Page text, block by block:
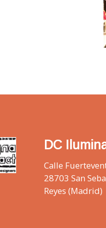
DC
Calle
28703 San
Reyes (Madrid)